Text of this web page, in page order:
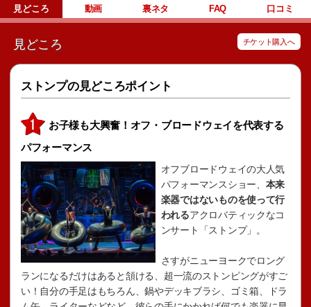
見どころ 動画 裏ネタ FAQ 口コミ
見どころ チケット購入へ
ストンプの見どころポイント
お子様も大興奮！オフ・ブロードウェイを代表する
パフォーマンス
オフブロードウェイの大人気
パフォーマンスショー、 本来
楽器ではないものを使って行
われるアクロバティックなコ
ンサート「ストンプ」。
さすがニューヨークでロング
ランになるだけはあると頷ける、超一流のストンピングがすご
い！自分の手足はもちろん、鍋やデッキブラシ、ゴミ箱、ドラ